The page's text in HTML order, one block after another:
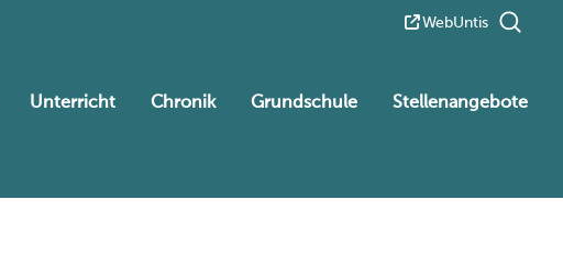
WebUntis
Unterricht Chronik Grundschule Stellenangebote